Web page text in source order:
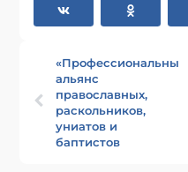
«Профессиональный»
альянс
православных,
раскольников,
униатов и
баптистов